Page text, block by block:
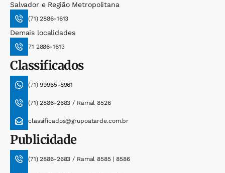
Salvador e Região Metropolitana
(71) 2886-1613
Demais localidades
71 2886-1613
Classificados
(71) 99965-8961
(71) 2886-2683 / Ramal 8526
classificados@grupoatarde.com.br
Publicidade
(71) 2886-2683 / Ramal 8585 | 8586